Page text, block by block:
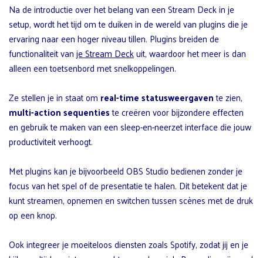
Na de introductie over het belang van een Stream Deck in je
setup, wordt het tijd om te duiken in de wereld van plugins die je
ervaring naar een hoger niveau tillen. Plugins breiden de
functionaliteit vanje Stream Deckuit, waardoor het meer is dan
alleen een toetsenbord met snelkoppelingen.
Ze stellen je in staat om real-time statusweergavente zien,
multi-action sequentieste creëren voor bijzondere effecten
en gebruik te maken van een sleep-en-neerzet interface die jouw
productiviteit verhoogt.
Met plugins kan je bijvoorbeeld OBS Studio bedienen zonder je
focus van het spel of de presentatie te halen. Dit betekent dat je
kunt streamen, opnemen en switchen tussen scènes met de druk
op een knop.
Ook integreer je moeiteloos diensten zoals Spotify, zodat jij en je